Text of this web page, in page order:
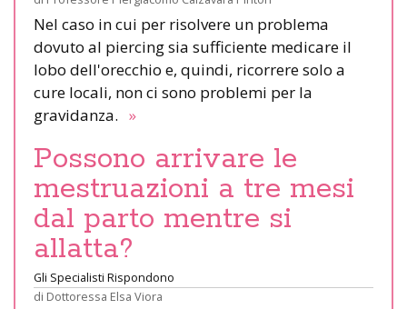
Nel caso in cui per risolvere un problema
dovuto al piercing sia sufficiente medicare il
lobo dell'orecchio e, quindi, ricorrere solo a
cure locali, non ci sono problemi per la
gravidanza. »
Possono arrivare le
mestruazioni a tre mesi
dal parto mentre si
allatta?
Gli Specialisti Rispondono
di Dottoressa Elsa Viora